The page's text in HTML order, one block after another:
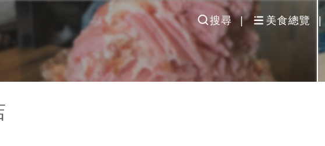
搜尋 美食總覽